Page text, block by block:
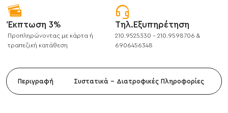
Έκπτωση 3%
Προπληρώνοντας με κάρτα ή
τραπεζική κατάθεση
Τηλ.Εξυπηρέτηση
210.9525330 - 210.9598706 &
6906456348
Περιγραφή Συστατικά - Διατροφικές Πληροφορίες